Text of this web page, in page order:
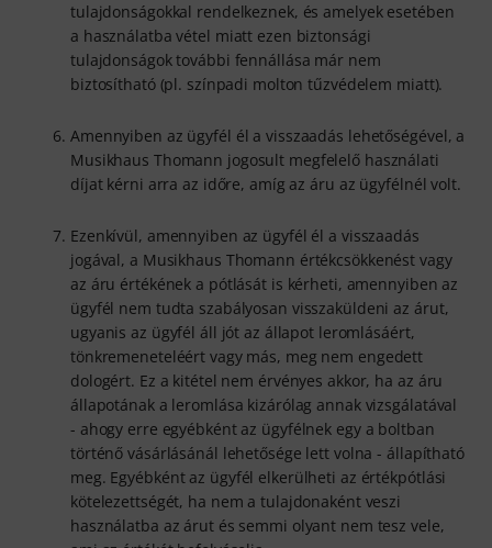
tulajdonságokkal rendelkeznek, és amelyek esetében
a használatba vétel miatt ezen biztonsági
tulajdonságok további fennállása már nem
biztosítható (pl. színpadi molton tűzvédelem miatt).
Amennyiben az ügyfél él a visszaadás lehetőségével, a
Musikhaus Thomann jogosult megfelelő használati
díjat kérni arra az időre, amíg az áru az ügyfélnél volt.
Ezenkívül, amennyiben az ügyfél él a visszaadás
jogával, a Musikhaus Thomann értékcsökkenést vagy
az áru értékének a pótlását is kérheti, amennyiben az
ügyfél nem tudta szabályosan visszaküldeni az árut,
ugyanis az ügyfél áll jót az állapot leromlásáért,
tönkremeneteléért vagy más, meg nem engedett
dologért. Ez a kitétel nem érvényes akkor, ha az áru
állapotának a leromlása kizárólag annak vizsgálatával
- ahogy erre egyébként az ügyfélnek egy a boltban
történő vásárlásánál lehetősége lett volna - állapítható
meg. Egyébként az ügyfél elkerülheti az értékpótlási
kötelezettségét, ha nem a tulajdonaként veszi
használatba az árut és semmi olyant nem tesz vele,